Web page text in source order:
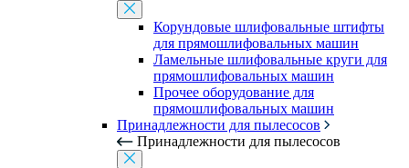
Корундовые шлифовальные штифты
для прямошлифовальных машин
Ламельные шлифовальные круги для
прямошлифовальных машин
Прочее оборудование для
прямошлифовальных машин
Принадлежности для пылесосов
Принадлежности для пылесосов